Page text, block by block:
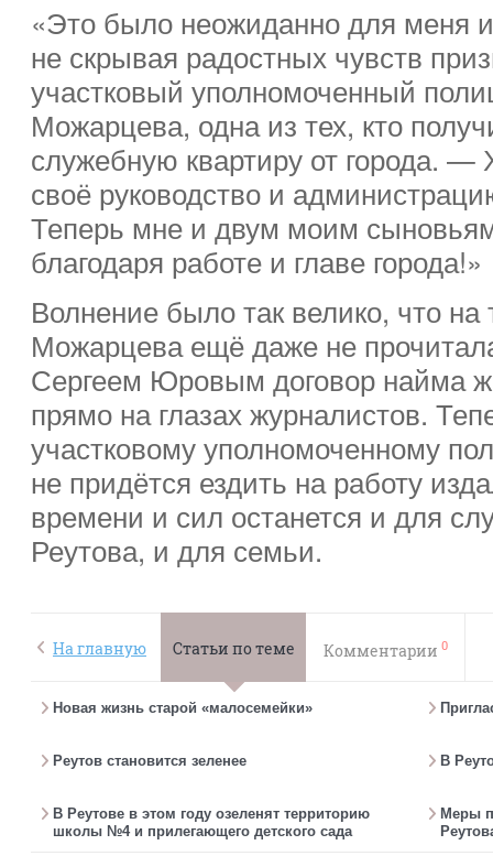
«Это было неожиданно для меня
не скрывая радостных чувств
участковый уполномоченный
Можарцева, одна из тех, кто
служебную квартиру от города. —
своё руководство и
Теперь мне и двум моим
благодаря работе и главе города!»
Волнение было так велико, что
Можарцева ещё даже не
Сергеем Юровым договор найма
прямо на глазах журналистов.
участковому уполномоченному
не придётся ездить на работу
времени и сил останется и для
Реутова, и для семьи.
На главную Статьи по теме Комментарии 0
Новая жизнь старой «малосемейки»
Реутов становится зеленее В
В Реутове в этом году озеленят территорию
школы №4 и прилегающего детского сада
Меры